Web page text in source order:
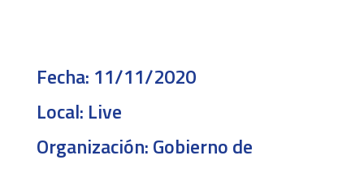
Fecha: 11/11/2020
Local: Live
Organización:Gobierno de